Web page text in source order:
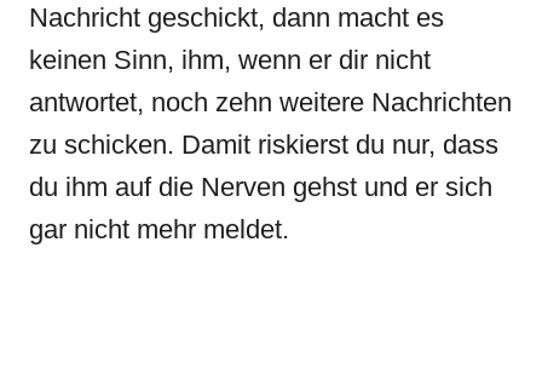
Nachricht geschickt, dann macht es
keinen Sinn, ihm, wenn er dir nicht
antwortet, noch zehn weitere Nachrichten
zu schicken. Damit riskierst du nur, dass
du ihm auf die Nerven gehst und er sich
gar nicht mehr meldet.